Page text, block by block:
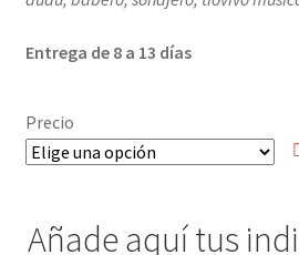
Entrega de 8 a 13 días
Precio
Añade aquí tus